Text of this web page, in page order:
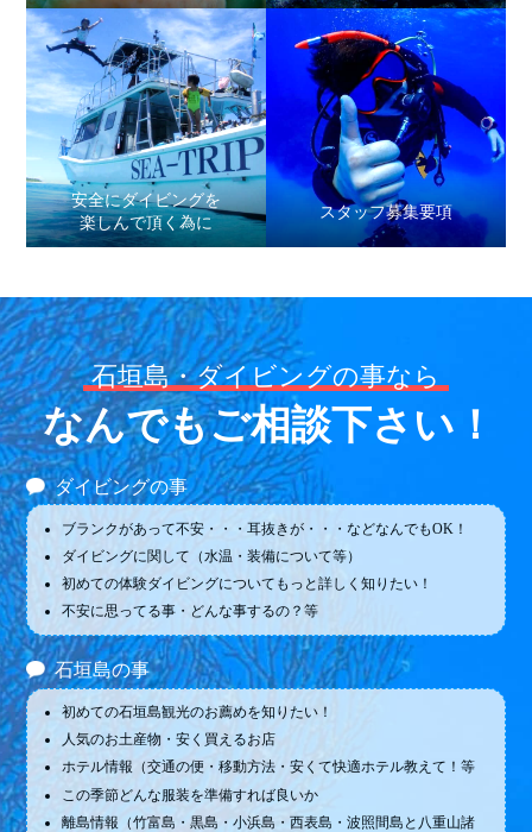
安全にダイビングを
楽しんで頂く為に
スタッフ募集要項
石垣島・ダイビングの事なら
なんでもご相談下さい！
ダイビングの事
ブランクがあって不安・・・耳抜きが・・・などなんでもOK！
ダイビングに関して（水温・装備について等）
初めての体験ダイビングについてもっと詳しく知りたい！
不安に思ってる事・どんな事するの？等
石垣島の事
初めての石垣島観光のお薦めを知りたい！
人気のお土産物・安く買えるお店
ホテル情報（交通の便・移動方法・安くて快適ホテル教えて！等
この季節どんな服装を準備すれば良いか
離島情報（竹富島・黒島・小浜島・西表島・波照間島と八重山諸